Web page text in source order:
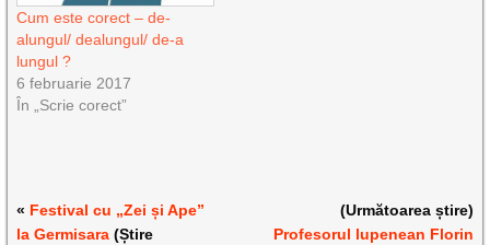
Cum este corect – de-
alungul/ dealungul/ de-a
lungul ?
6 februarie 2017
În „Scrie corect”
« Festival cu „Zei și Ape”
la Germisara (Știre
(Următoarea știre)
Profesorul lupenean Florin